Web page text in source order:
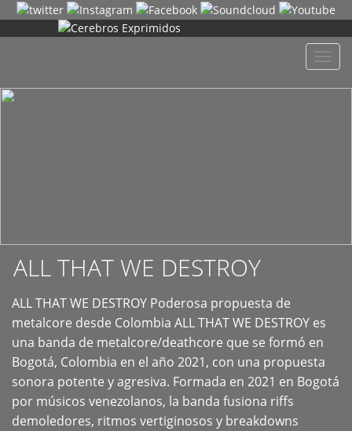
ALL THAT WE DESTROY
ALL THAT WE DESTROY Poderosa propuesta de
metalcore desde Colombia ALL THAT WE DESTROY es
una banda de metalcore/deathcore que se formó en
Bogotá, Colombia en el año 2021, con una propuesta
sonora potente y agresiva. Formada en 2021 en Bogotá
por músicos venezolanos, la banda fusiona riffs
demoledores, ritmos vertiginosos y breakdowns
+